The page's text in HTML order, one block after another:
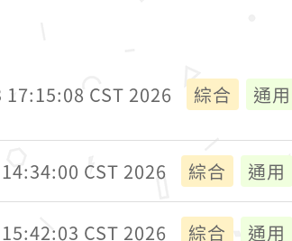
17:15:08 CST 2026 綜合 通用
CST 2026 綜合 通用
CST 2026 綜合 通用